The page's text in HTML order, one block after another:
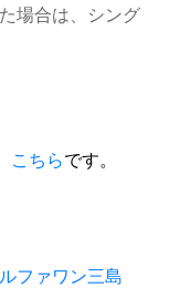
場合は、シング
こちらです。
ファワン三島